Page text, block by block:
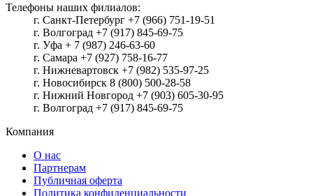
Телефоны наших филиалов:
г. Санкт-Петербург +7 (966) 751-19-51
г. Волгоград +7 (917) 845-69-75
г. Уфа + 7 (987) 246-63-60
г. Самара +7 (927) 758-16-77
г. Нижневартовск +7 (982) 535-97-25
г. Новосибирск 8 (800) 500-28-58
г. Нижний Новгород +7 (903) 605-30-95
г. Волгоград +7 (917) 845-69-75
Компания
О нас
Партнерам
Публичная оферта
Политика конфиденциальности